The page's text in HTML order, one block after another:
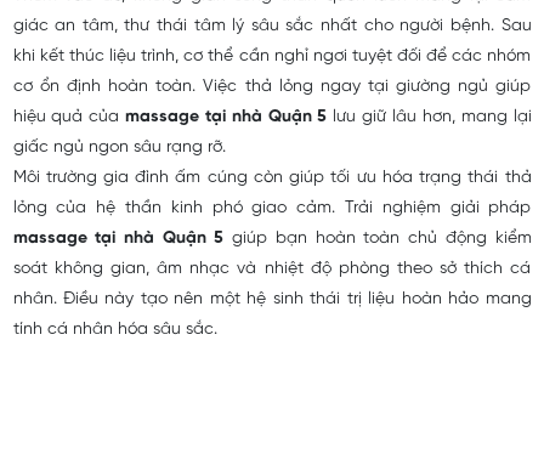
giác an tâm, thư thái tâm lý sâu sắc nhất cho người bệnh. Sau
khi kết thúc liệu trình, cơ thể cần nghỉ ngơi tuyệt đối để các nhóm
cơ ổn định hoàn toàn. Việc thả lỏng ngay tại giường ngủ giúp
hiệu quả củamassage tại nhà Quận 5 lưu giữ lâu hơn, mang lại
giấc ngủ ngon sâu rạng rỡ.
Môi trường gia đình ấm cúng còn giúp tối ưu hóa trạng thái thả
lỏng của hệ thần kinh phó giao cảm. Trải nghiệm giải pháp
massage tại nhà Quận 5 giúp bạn hoàn toàn chủ động kiểm
soát không gian, âm nhạc và nhiệt độ phòng theo sở thích cá
nhân. Điều này tạo nên một hệ sinh thái trị liệu hoàn hảo mang
tính cá nhân hóa sâu sắc.